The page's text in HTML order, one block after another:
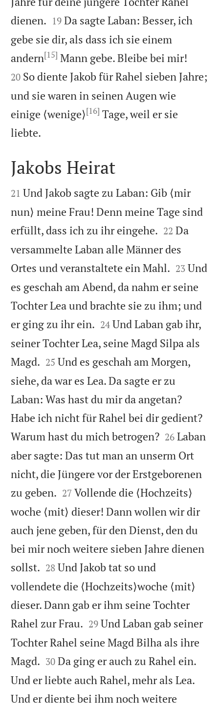
dienen. 

19 Da sagte Laban: Besser, ich
gebe sie dir, als dass ich sie einem
andern[15] Mann gebe. Bleibe bei mir!
20 So diente Jakob für Rahel sieben Jahre;
und sie waren in seinen Augen wie
einige ⟨wenige⟩[16] Tage, weil er sie
liebte.

Jakobs Heirat

21 Und Jakob sagte zu Laban: Gib ⟨mir
nun⟩ meine Frau! Denn meine Tage sind
erfüllt, dass ich zu ihr eingehe. 

22 Da
versammelte Laban alle Männer des
Ortes und veranstaltete ein Mahl. 

23 Und
es geschah am Abend, da nahm er seine
Tochter Lea und brachte sie zu ihm; und
er ging zu ihr ein. 

24 Und Laban gab ihr,
seiner Tochter Lea, seine Magd Silpa als
Magd. 

25 Und es geschah am Morgen,
siehe, da war es Lea. Da sagte er zu
Laban: Was hast du mir da angetan?
Habe ich nicht für Rahel bei dir gedient?
Warum hast du mich betrogen?
26 Laban
aber sagte: Das tut man an unserm Ort
nicht, die Jüngere vor der Erstgeborenen
zu geben. 

27 Vollende die ⟨Hochzeits⟩
woche ⟨mit⟩ dieser! Dann wollen wir dir
auch jene geben, für den Dienst, den du
bei mir noch weitere sieben Jahre dienen
sollst. 

28 Und Jakob tat so und
vollendete die ⟨Hochzeits⟩woche ⟨mit⟩
dieser. Dann gab er ihm seine Tochter
Rahel zur Frau. 

29 Und Laban gab seiner
Tochter Rahel seine Magd Bilha als ihre
Magd. 

30 Da ging er auch zu Rahel ein.
Und er liebte auch Rahel, mehr als Lea.
Und er diente bei ihm noch weitere